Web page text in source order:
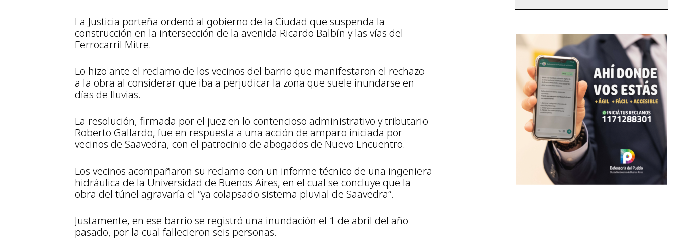
La Justicia porteña ordenó al gobierno de la Ciudad que suspenda la
construcción en la intersección de la avenida Ricardo Balbín y las vías del
Ferrocarril Mitre.
Lo hizo ante el reclamo de los vecinos del barrio que manifestaron el rechazo
a la obra al considerar que iba a perjudicar la zona que suele inundarse en
días de lluvias.
La resolución, firmada por el juez en lo contencioso administrativo y tributario
Roberto Gallardo, fue en respuesta a una acción de amparo iniciada por
vecinos de Saavedra, con el patrocinio de abogados de Nuevo Encuentro.
Los vecinos acompañaron su reclamo con un informe técnico de una ingeniera
hidráulica de la Universidad de Buenos Aires, en el cual se concluye que la
obra del túnel agravaría el “ya colapsado sistema pluvial de Saavedra”.
Justamente, en ese barrio se registró una inundación el 1 de abril del año
pasado, por la cual fallecieron seis personas.